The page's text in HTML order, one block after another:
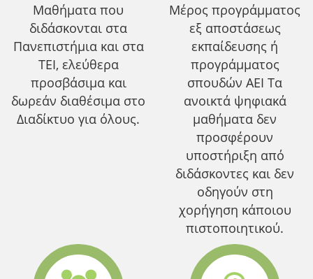
Μαθήματα που
διδάσκονται στα
Πανεπιστήμια και στα
ΤΕΙ, ελεύθερα
προσβάσιμα και
δωρεάν διαθέσιμα στο
Διαδίκτυο για όλους.
Μέρος προγράμματος
εξ αποστάσεως
εκπαίδευσης ή
προγράμματος
σπουδών ΑΕΙ Τα
ανοικτά ψηφιακά
μαθήματα δεν
προσφέρουν
υποστήριξη από
διδάσκοντες και δεν
οδηγούν στη
χορήγηση κάποιου
πιστοποιητικού.